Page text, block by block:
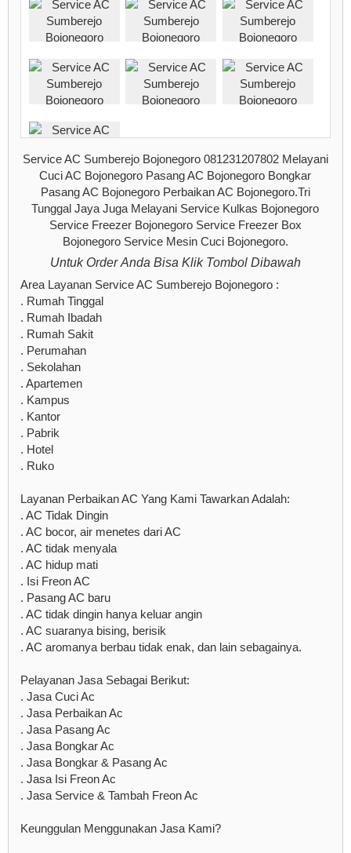
Service AC Sumberejo Bojonegoro 081231207802 Melayani
Cuci AC Bojonegoro Pasang AC Bojonegoro Bongkar
Pasang AC Bojonegoro Perbaikan AC Bojonegoro.Tri
Tunggal Jaya Juga Melayani Service Kulkas Bojonegoro
Service Freezer Bojonegoro Service Freezer Box
Bojonegoro Service Mesin Cuci Bojonegoro.
Untuk Order Anda Bisa Klik Tombol Dibawah
Area Layanan Service AC Sumberejo Bojonegoro :
. Rumah Tinggal
. Rumah Ibadah
. Rumah Sakit
. Perumahan
. Sekolahan
. Apartemen
. Kampus
. Kantor
. Pabrik
. Hotel
. Ruko
Layanan Perbaikan AC Yang Kami Tawarkan Adalah:
. AC Tidak Dingin
. AC bocor, air menetes dari AC
. AC tidak menyala
. AC hidup mati
. Isi Freon AC
. Pasang AC baru
. AC tidak dingin hanya keluar angin
. AC suaranya bising, berisik
. AC aromanya berbau tidak enak, dan lain sebagainya.
Pelayanan Jasa Sebagai Berikut:
. Jasa Cuci Ac
. Jasa Perbaikan Ac
. Jasa Pasang Ac
. Jasa Bongkar Ac
. Jasa Bongkar & Pasang Ac
. Jasa Isi Freon Ac
. Jasa Service & Tambah Freon Ac
Keunggulan Menggunakan Jasa Kami?